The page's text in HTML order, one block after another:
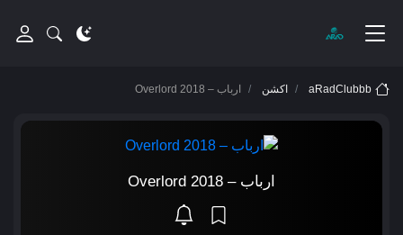
aRadClubbb اکشن ارباب – Overlord 2018
ارباب – Overlord 2018